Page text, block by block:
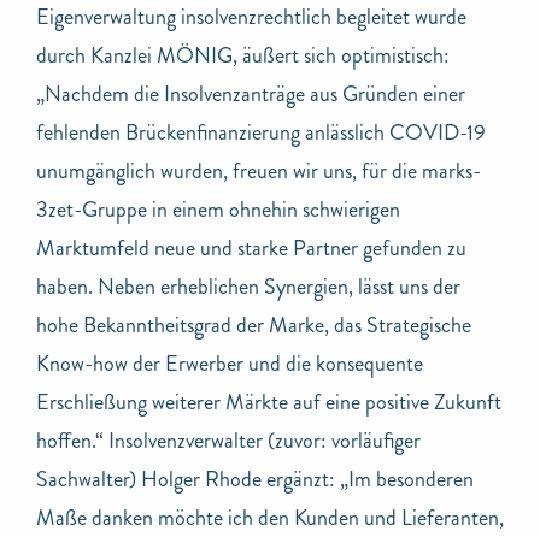
Eigenverwaltung insolvenzrechtlich begleitet wurde
durch Kanzlei MÖNIG, äußert sich optimistisch:
„Nachdem die Insolvenzanträge aus Gründen einer
fehlenden Brückenfinanzierung anlässlich COVID-19
unumgänglich wurden, freuen wir uns, für die marks-
3zet-Gruppe in einem ohnehin schwierigen
Marktumfeld neue und starke Partner gefunden zu
haben. Neben erheblichen Synergien, lässt uns der
hohe Bekanntheitsgrad der Marke, das Strategische
Know-how der Erwerber und die konsequente
Erschließung weiterer Märkte auf eine positive Zukunft
hoffen.“ Insolvenzverwalter (zuvor: vorläufiger
Sachwalter) Holger Rhode ergänzt: „Im besonderen
Maße danken möchte ich den Kunden und Lieferanten,